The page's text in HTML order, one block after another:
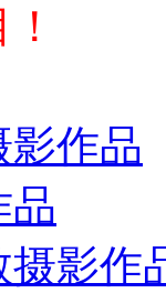
影作品
品
摄影作